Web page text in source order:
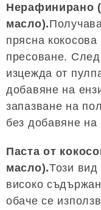
Нерафинирано
масло).
прясна
пресоване.
изцежда от
добавяне на
запазване на
без добавяне на
Паста от
масло).Този
високо
обаче се